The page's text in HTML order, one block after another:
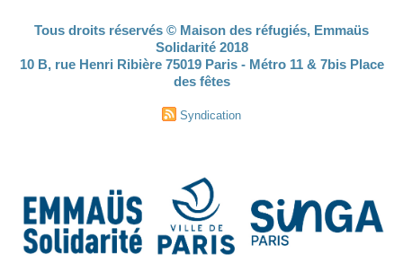
Tous droits réservés © Maison des réfugiés, Emmaüs
Solidarité 2018
10 B, rue Henri Ribière 75019 Paris - Métro 11 & 7bis Place
des fêtes
Syndication